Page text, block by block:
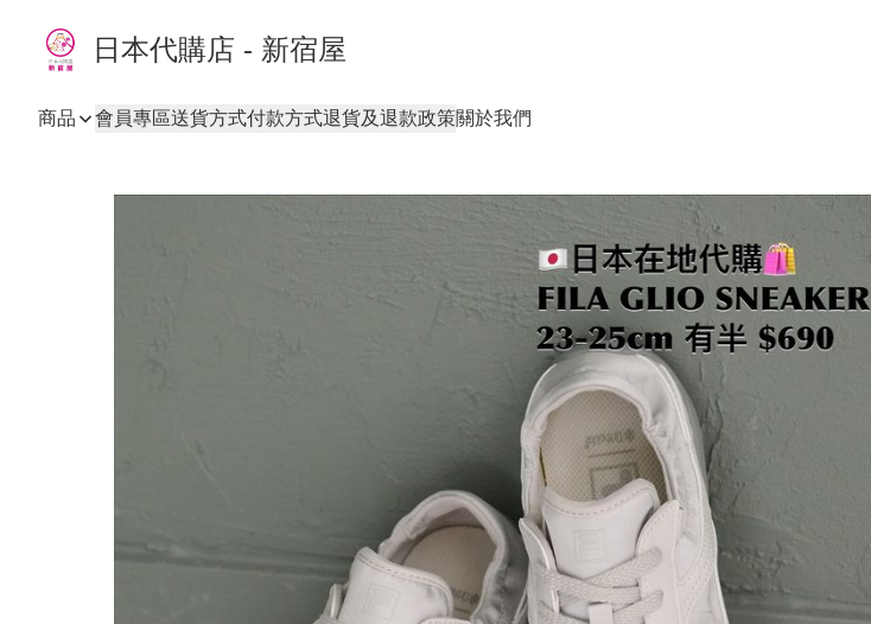
日本代購店 - 新宿屋
商品 會員專區送貨方式付款方式退貨及退款政策關於我們